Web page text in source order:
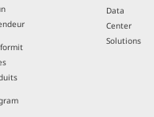
Data
Center
Solutions